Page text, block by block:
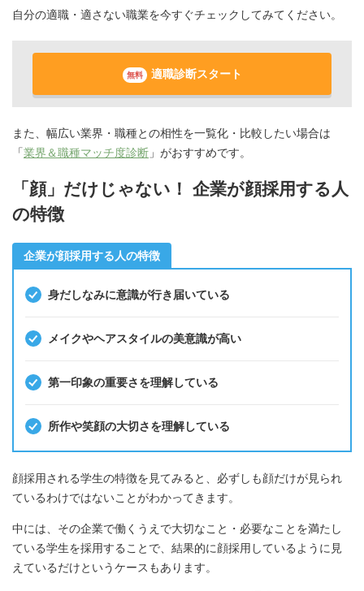
自分の適職・適さない職業を今すぐチェックしてみてください。
無料 適職診断スタート
また、幅広い業界・職種との相性を一覧化・比較したい場合は
「業界＆職種マッチ度診断 」がおすすめです。
「顔」だけじゃない！ 企業が顔採用する人
の特徴
企業が顔採用する人の特徴
身だしなみに意識が行き届いている
メイクやヘアスタイルの美意識が高い
第一印象の重要さを理解している
所作や笑顔の大切さを理解している
顔採用される学生の特徴を見てみると、必ずしも顔だけが見られ
ているわけではないことがわかってきます。
中には、その企業で働くうえで大切なこと・必要なことを満たし
ている学生を採用することで、結果的に顔採用しているように見
えているだけというケースもあります。